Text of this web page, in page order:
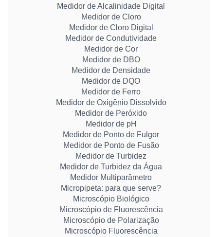
Medidor de Alcalinidade Digital
Medidor de Cloro
Medidor de Cloro Digital
Medidor de Condutividade
Medidor de Cor
Medidor de DBO
Medidor de Densidade
Medidor de DQO
Medidor de Ferro
Medidor de Oxigênio Dissolvido
Medidor de Peróxido
Medidor de pH
Medidor de Ponto de Fulgor
Medidor de Ponto de Fusão
Medidor de Turbidez
Medidor de Turbidez da Água
Medidor Multiparâmetro
Micropipeta: para que serve?
Microscópio Biológico
Microscópio de Fluorescência
Microscópio de Polarização
Microscópio Fluorescência